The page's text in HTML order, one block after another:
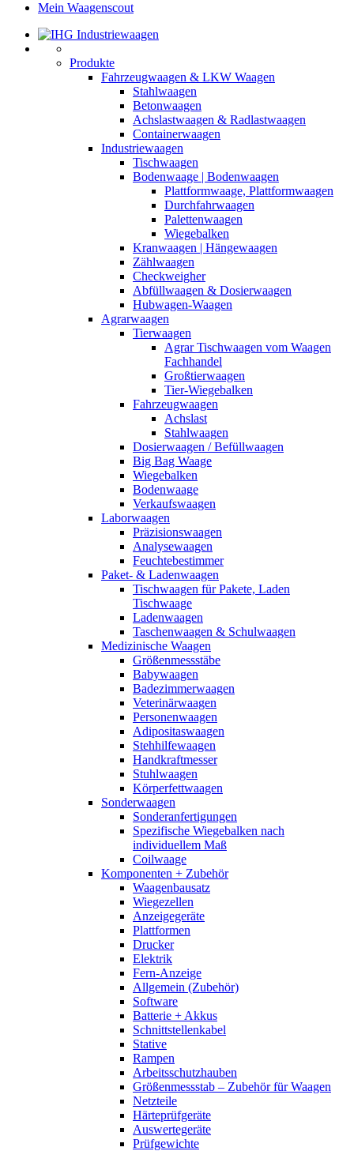
Mein Waagenscout
Produkte
Fahrzeugwaagen & LKW Waagen
Stahlwaagen
Betonwaagen
Achslastwaagen & Radlastwaagen
Containerwaagen
Industriewaagen
Tischwaagen
Bodenwaage | Bodenwaagen
Plattformwaage, Plattformwaagen
Durchfahrwaagen
Palettenwaagen
Wiegebalken
Kranwaagen | Hängewaagen
Zählwaagen
Checkweigher
Abfüllwaagen & Dosierwaagen
Hubwagen-Waagen
Agrarwaagen
Tierwaagen
Agrar Tischwaagen vom Waagen
Fachhandel
Großtierwaagen
Tier-Wiegebalken
Fahrzeugwaagen
Achslast
Stahlwaagen
Dosierwaagen / Befüllwaagen
Big Bag Waage
Wiegebalken
Bodenwaage
Verkaufswaagen
Laborwaagen
Präzisionswaagen
Analysewaagen
Feuchtebestimmer
Paket- & Ladenwaagen
Tischwaagen für Pakete, Laden
Tischwaage
Ladenwaagen
Taschenwaagen & Schulwaagen
Medizinische Waagen
Größenmessstäbe
Babywaagen
Badezimmerwaagen
Veterinärwaagen
Personenwaagen
Adipositaswaagen
Stehhilfewaagen
Handkraftmesser
Stuhlwaagen
Körperfettwaagen
Sonderwaagen
Sonderanfertigungen
Spezifische Wiegebalken nach
individuellem Maß
Coilwaage
Komponenten + Zubehör
Waagenbausatz
Wiegezellen
Anzeigegeräte
Plattformen
Drucker
Elektrik
Fern-Anzeige
Allgemein (Zubehör)
Software
Batterie + Akkus
Schnittstellenkabel
Stative
Rampen
Arbeitsschutzhauben
Größenmessstab – Zubehör für Waagen
Netzteile
Härteprüfgeräte
Auswertegeräte
Prüfgewichte